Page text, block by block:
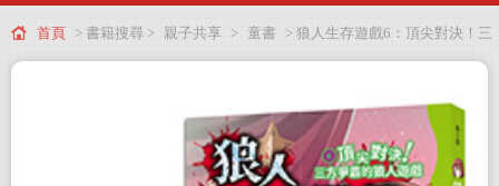
出版專區
會員專屬
首頁 > 書籍搜尋 > 親子共享 > 童書 > 狼人生存遊戲6：頂尖對決！三